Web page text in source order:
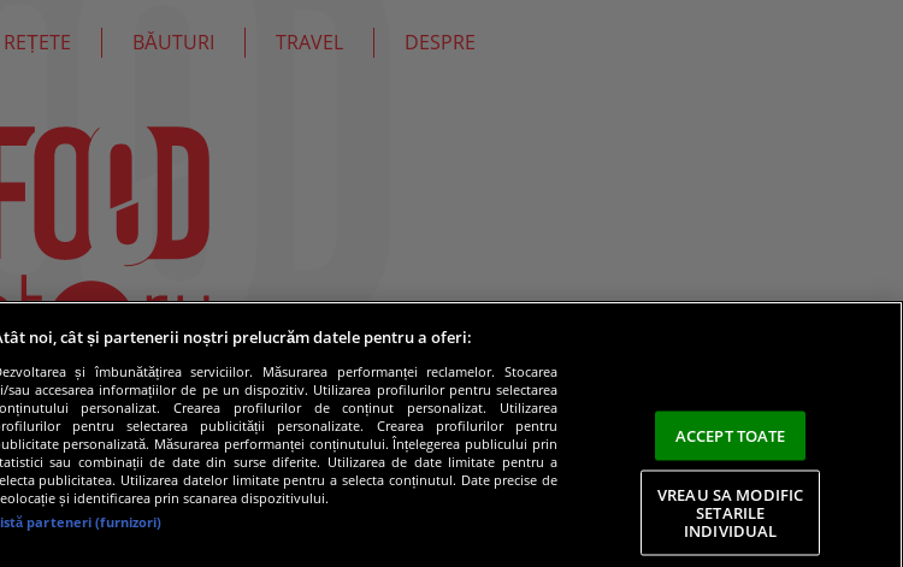
REȚETE BĂUTURI TRAVEL DESPRE
noi, cât și partenerii noștri prelucrăm datele pentru a oferi:
și îmbunătățirea serviciilor. Măsurarea performanței reclamelor. Stocarea
sau accesarea informațiilor de pe un dispozitiv. Utilizarea profilurilor pentru selectarea
personalizat. Crearea profilurilor de conținut personalizat. Utilizarea
pentru selectarea publicității personalizate. Crearea profilurilor pentru
personalizată. Măsurarea performanței conținutului. Înțelegerea publicului prin
sau combinații de date din surse diferite. Utilizarea de date limitate pentru a
publicitatea. Utilizarea datelor limitate pentru a selecta conținutul. Date precise de
și identificarea prin scanarea dispozitivului.
parteneri (furnizori)
ACCEPT TOATE
VREAU SA MODIFIC
SETARILE
INDIVIDUAL